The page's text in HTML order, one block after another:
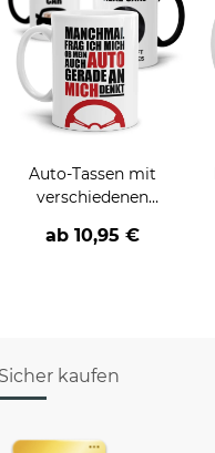
Auto-Tassen mit
verschiedenen
ab10,95 €
Sicher kaufen